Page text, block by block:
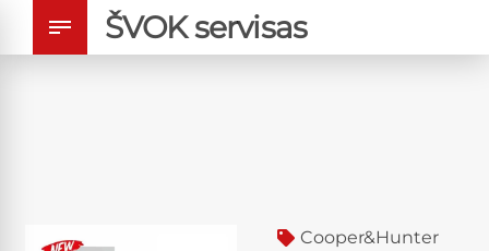
ŠVOK servisas
Cooper&Hunter